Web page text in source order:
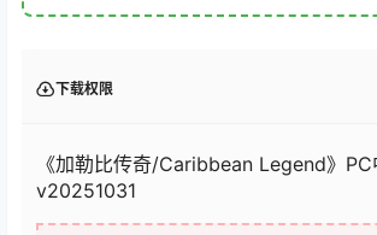
下载权限
《加勒比传奇/Caribbean Legend》
v20251031